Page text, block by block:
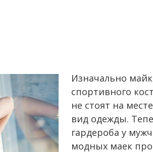
Изначально
спортивного
не стоят на
вид одежды.
гардероба у
модных маек